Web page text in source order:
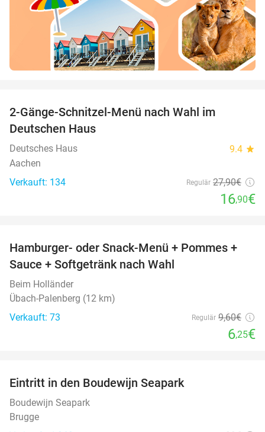
2-Gänge-Schnitzel-Menü nach Wahl im
Deutschen Haus
Deutsches Haus 9.4 star
Aachen
Verkauft: 134
Regulär 27,90€
16,90€
35%
Hamburger- oder Snack-Menü + Pommes +
Sauce + Softgetränk nach Wahl
Beim Holländer
Übach-Palenberg (12 km)
Verkauft: 73
Regulär 9,60€
6,25€
Eintritt in den Boudewijn Seapark
Boudewijn Seapark
Brugge